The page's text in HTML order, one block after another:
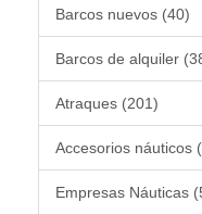
Barcos nuevos (40)
Barcos de alquiler
Atraques (201)
Accesorios náuticos
Empresas Náuticas